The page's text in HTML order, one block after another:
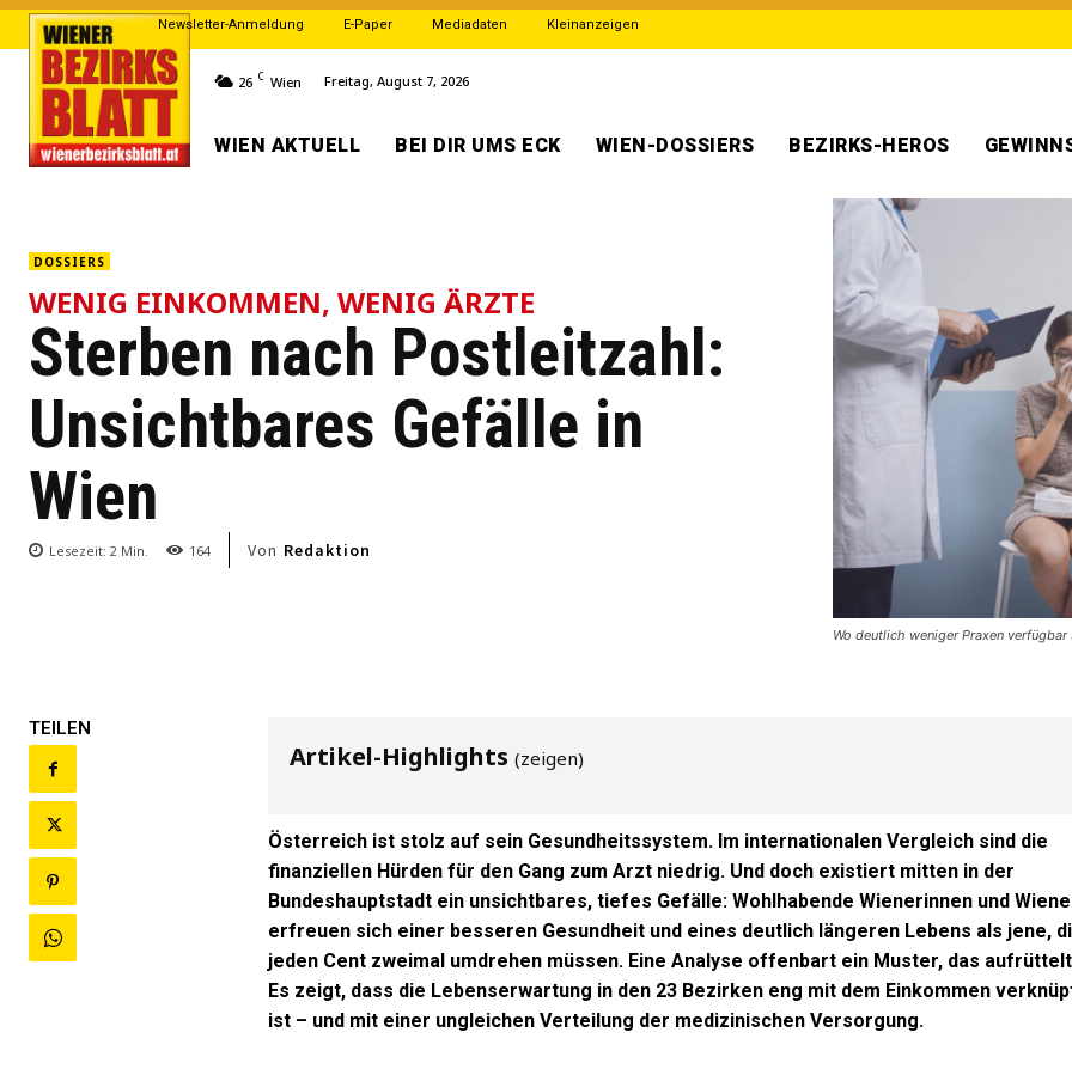
Newsletter-Anmeldung E-Paper Mediadaten Kleinanzeigen
26 C Wien Freitag, August 7, 2026
WIEN AKTUELL BEI DIR UMS ECK WIEN-DOSSIERS BEZIRKS-HEROS
DOSSIERS
WENIG EINKOMMEN, WENIG ÄRZTE
Sterben nach Postleitzahl:
Unsichtbares Gefälle in
Wien
Lesezeit: 2 Min. 164 Von Redaktion
Wo deutlich weniger Praxen
TEILEN
Artikel-Highlights(zeigen)
Österreich ist stolz auf sein Gesundheitssystem. Im internationalen Vergleich sind die
finanziellen Hürden für den Gang zum Arzt niedrig. Und doch existiert mitten in der
Bundeshauptstadt ein unsichtbares, tiefes Gefälle: Wohlhabende Wienerinnen und
erfreuen sich einer besseren Gesundheit und eines deutlich längeren Lebens als jene,
jeden Cent zweimal umdrehen müssen. Eine Analyse offenbart ein Muster, das
Es zeigt, dass die Lebenserwartung in den 23 Bezirken eng mit dem Einkommen
ist – und mit einer ungleichen Verteilung der medizinischen Versorgung.